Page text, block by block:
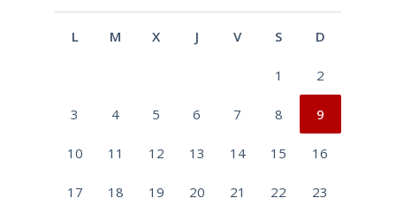
L M X J V S D
1 2
3 4 5 6 7 8 9
10 11 12 13 14 15 16
17 18 19 20 21 22 23